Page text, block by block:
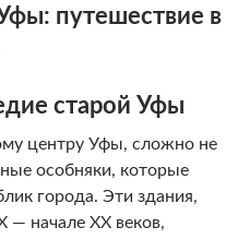
являетесь её
встречи в Уфе!
путешествие в
старой Уфы
центру Уфы, сложно не
особняки, которые
города. Эти здания,
— начале XX веков,